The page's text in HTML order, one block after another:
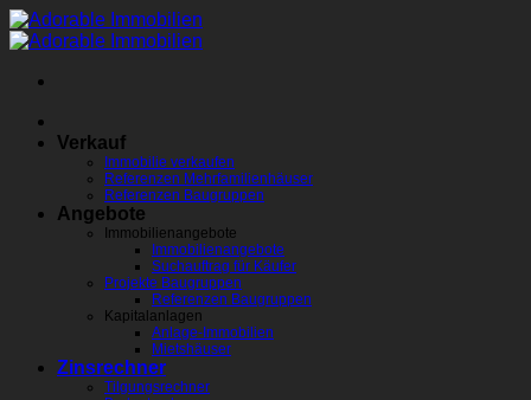
Zum
Inhalt
Verkauf
Immobilie verkaufen
Referenzen Mehrfamilienhäuser
Referenzen Baugruppen
Angebote
Immobilienangebote
Immobilienangebote
Suchauftrag für Käufer
Projekte Baugruppen
Referenzen Baugruppen
Kapitalanlagen
Anlage-Immobilien
Mietshäuser
Zinsrechner
Tilgungsrechner